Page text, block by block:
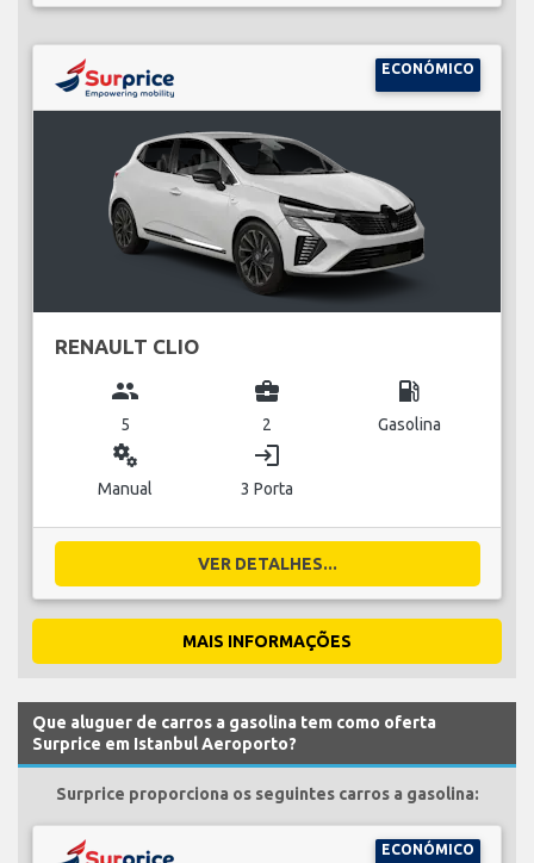
ECONÓMICO
RENAULT CLIO
group
5
business_center
2
local_gas_station
Gasolina
miscellaneous_services
Manual
login
3 Porta
VER DETALHES...
MAIS INFORMAÇÕES
Que aluguer de carros a gasolina tem como oferta
Surprice em Istanbul Aeroporto?
Surprice proporciona os seguintes carros a gasolina:
ECONÓMICO